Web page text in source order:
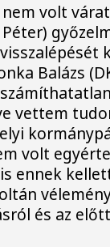
volt
Balázs
vettem
volt
ennek
és az